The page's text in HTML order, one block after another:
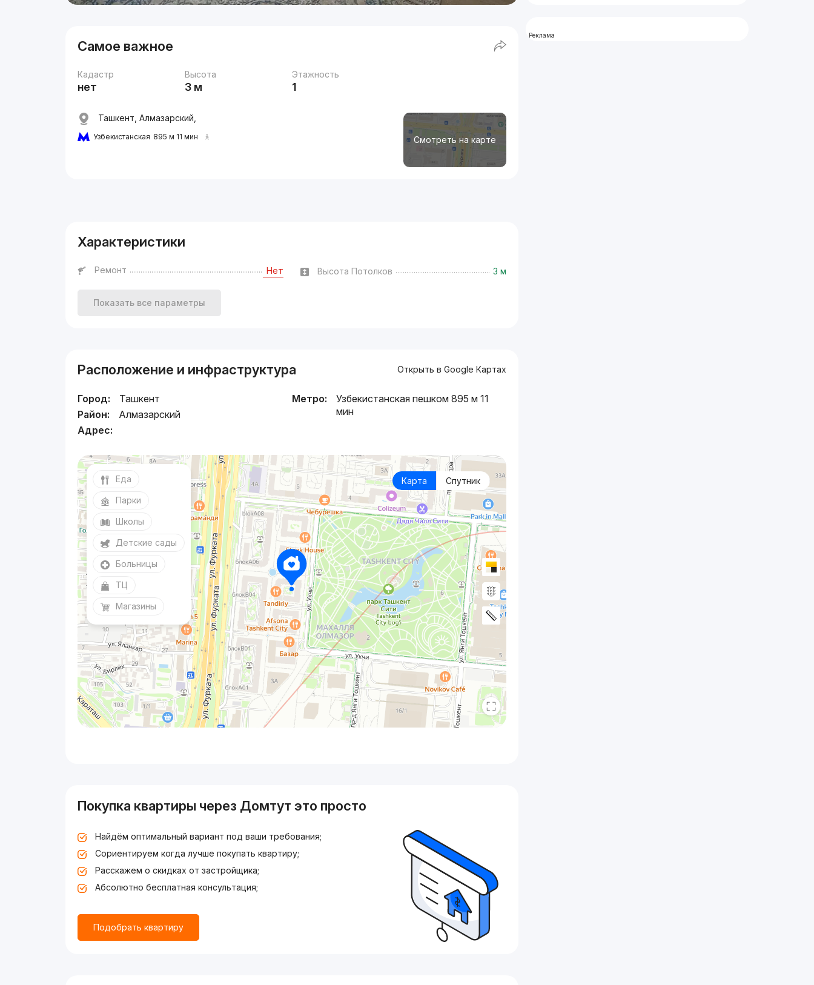
Самое важное
Кадастр
нет
Высота
3 м
Этажность
1
Смотреть на карте
Ташкент, Алмазарский,
Узбекистанская 895 м 11 мин
Характеристики
Ремонт Нет Высота Потолков 3 м
Показать все параметры
Расположение и инфраструктура Открыть в Google Картах
Город:
Ташкент
Район:
Алмазарский
Адрес:
Метро:
Узбекистанская пешком 895 м 11
мин
Карта Спутник
Еда
Парки
Школы
Детские сады
Больницы
ТЦ
Магазины
Покупка квартиры через Домтут это просто
Найдём оптимальный вариант под ваши требования;
Сориентируем когда лучше покупать квартиру;
Расскажем о скидках от застройщика;
Абсолютно бесплатная консультация;
Подобрать квартиру
Реклама